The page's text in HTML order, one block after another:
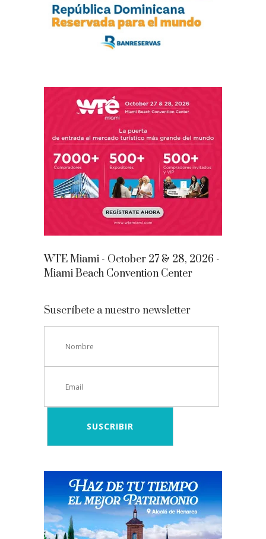
WTE Miami - October 27 & 28, 2026 -
Miami Beach Convention Center
Suscríbete a nuestro newsletter